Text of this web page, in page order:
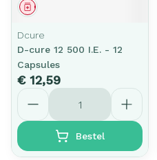
Geneesmiddel
Dcure
D-cure 12 500 I.E. - 12
Capsules
€ 12,59
Aantal
Bestel